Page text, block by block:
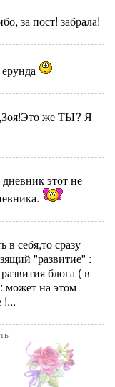
за пост! забрала!
же ТЫ? Я
этот не
в себя,то сразу
"развитие" :
блога ( в
может на этом
!...